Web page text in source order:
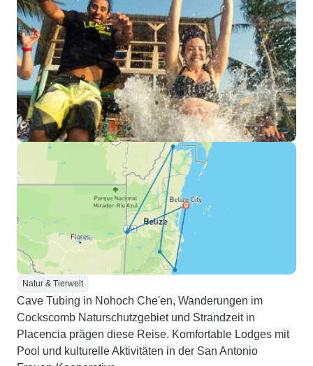
Natur & Tierwelt
Cave Tubing in Nohoch Che'en, Wanderungen im
Cockscomb Naturschutzgebiet und Strandzeit in
Placencia prägen diese Reise. Komfortable Lodges mit
Pool und kulturelle Aktivitäten in der San Antonio